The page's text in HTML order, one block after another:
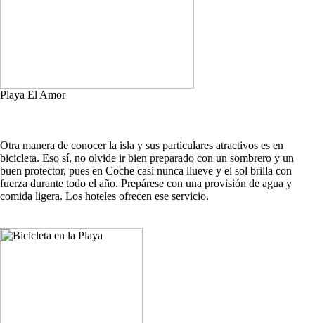
Playa El Amor
Otra manera de conocer la isla y sus particulares atractivos es en
bicicleta. Eso sí, no olvide ir bien preparado con un sombrero y un
buen protector, pues en Coche casi nunca llueve y el sol brilla con
fuerza durante todo el año. Prepárese con una provisión de agua y
comida ligera. Los hoteles ofrecen ese servicio.